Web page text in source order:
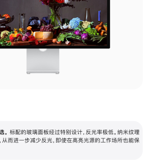
。 标配的玻璃面板经过特别设计，反光率极低。纳米纹理
从而进一步减少反光，即使在高亮光源的工作场所也能保